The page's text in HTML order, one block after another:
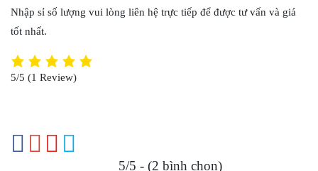
Nhập sỉ số lượng vui lòng liên hệ trực tiếp để được tư vấn và giá
tốt nhất.
5/5 (1 Review)
5/5 - (2 bình chọn)